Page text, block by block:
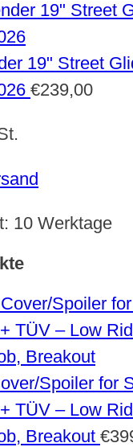
19" Street
€239,00
10 Werktage
Spoiler for
TÜV – Low
Breakout €